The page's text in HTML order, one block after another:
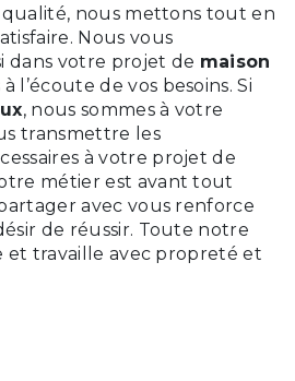
qualité, nous mettons tout en
Nous vous
dans votre projet de maison
l’écoute de vos besoins. Si
, nous sommes à votre
transmettre les
à votre projet de
métier est avant tout
avec vous renforce
de réussir. Toute notre
et travaille avec propreté et